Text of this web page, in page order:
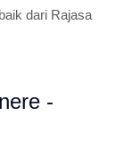
dari Rajasa
-